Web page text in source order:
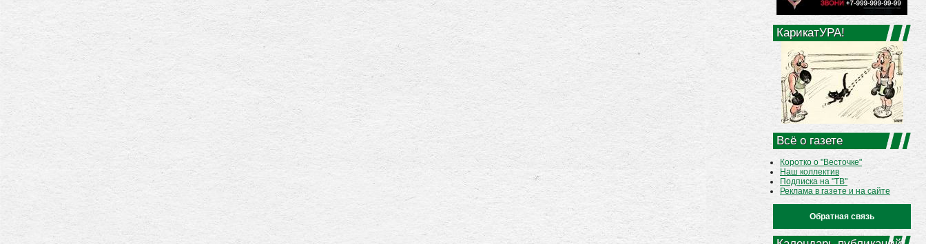
КарикатУРА!
Всё о газете
Коротко о "Весточке"
Наш коллектив
Подписка на "ТВ"
Реклама в газете и на сайте
Обратная связь